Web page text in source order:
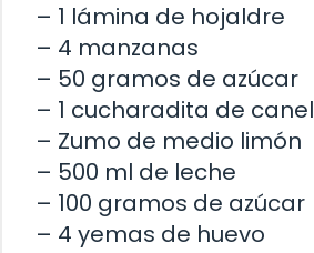
– 1 lámina de hojaldre
– 4 manzanas
– 50 gramos de azúcar
– 1 cucharadita de
– Zumo de medio limón
– 500 ml de leche
– 100 gramos de azúcar
– 4 yemas de huevo